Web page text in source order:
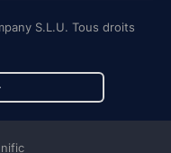
S.L.U. Tous droits